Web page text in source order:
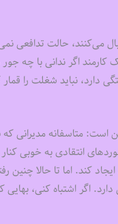
می‌کنند، حالت تدافعی
کارمند اگر ندانی با
دارد، نباید شغلت را
متاسفانه مدیرانی که
انتقادی به خوبی
کند. اما تا حالا چنین
اگر اشتباه کنی،